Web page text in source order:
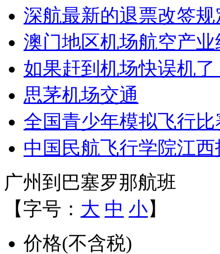
深航最新的退票改签规
澳门地区机场航空产
如果赶到机场快误机
思茅机场交通
全国青少年模拟飞行
中国民航飞行学院江
广州到巴塞罗那航班
【字号： 大 中 小】
价格(不含税)